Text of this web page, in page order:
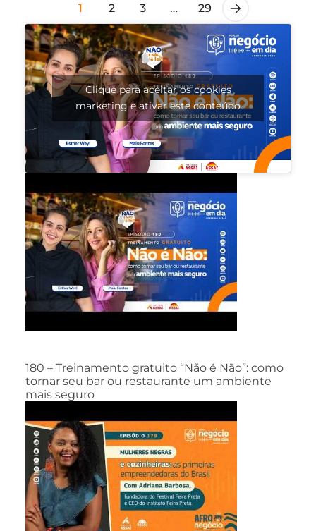
1 2 3 … 29
Clique para aceitar os cookies
marketing e ativar este conteúdo
180 – Treinamento gratuito “Não é Não”: como
tornar seu bar ou restaurante um ambiente
mais seguro